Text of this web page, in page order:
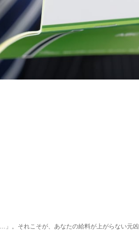
」。それこそが、あなたの給料が上がらない元